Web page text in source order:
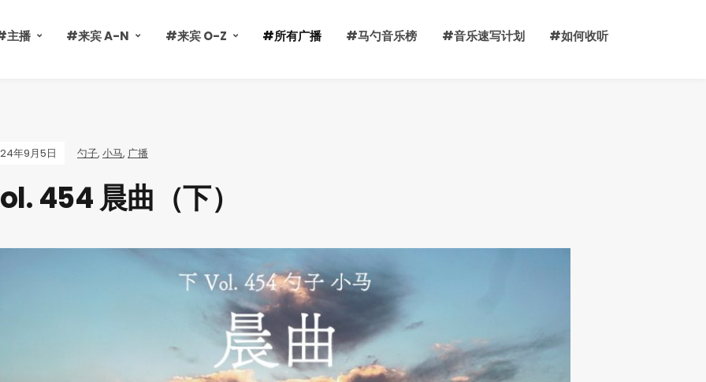
主播 #来宾 A-N #来宾 O-Z #所有广播 #马勺音乐榜 #音乐速写计划 #如何收听
年9月5日 勺子, 小马, 广播
454 晨曲（下）